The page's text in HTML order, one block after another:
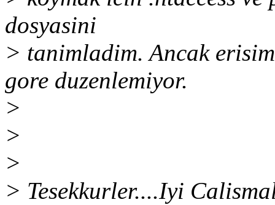
dosyasini
> tanimladim. Ancak
gore duzenlemiyor.
>
>
>
> Tesekkurler....Iyi